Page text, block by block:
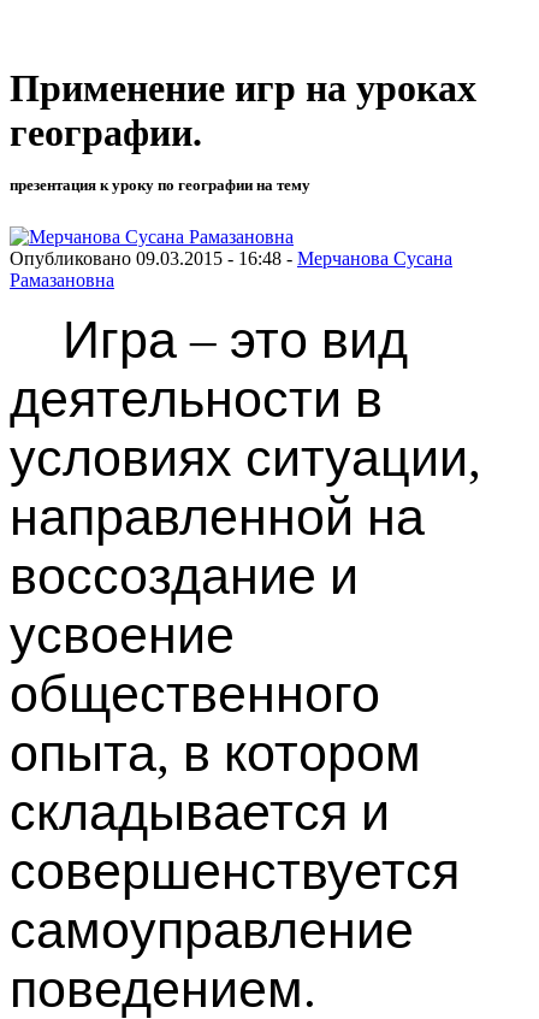
Применение игр на уроках
географии.
презентация к уроку по географии на тему
Опубликовано 09.03.2015 - 16:48 - Мерчанова Сусана
Рамазановна
Игра – это вид
деятельности в
условиях ситуации,
направленной на
воссоздание и
усвоение
общественного
опыта, в котором
складывается и
совершенствуется
самоуправление
поведением.